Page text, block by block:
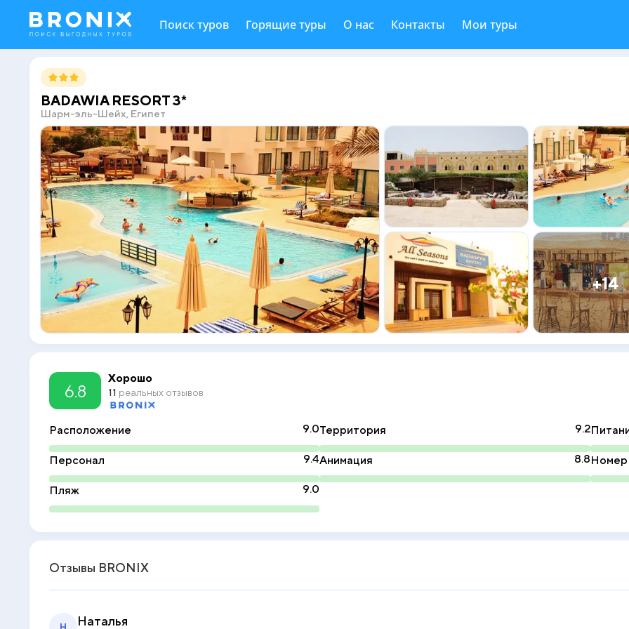
Поиск туров Горящие туры О нас Контакты Мои туры
BADAWIA RESORT 3*
Шарм-эль-Шейх, Египет
+14
6.8
Хорошо
11 реальных отзывов
Расположение 9.0Территория 9.2
Персонал 9.4Анимация 8.8Номер
Пляж 9.0
Отзывы BRONIX
Наталья